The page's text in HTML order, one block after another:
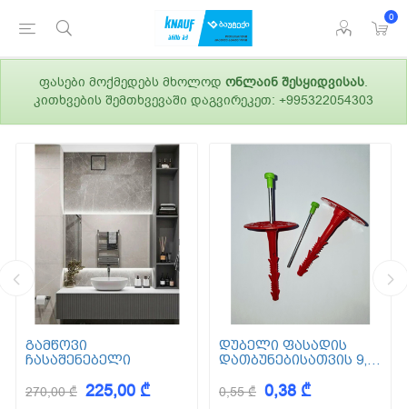
0
ფასები მოქმედებს მხოლოდ ონლაინ შესყიდვისას.
კითხვების შემთხვევაში დაგვირეკეთ: +995322054303
გამწოვი
ჩასაშენებელი
270,00 ₾ 225,00 ₾
დუბელი ფასადის
დათბუნებისათვის 9,5
0,55 ₾ 0,38 ₾